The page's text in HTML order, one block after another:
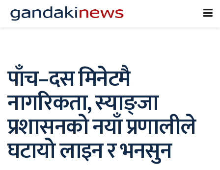
पाँच–दस मिनेटमै
नागरिकता, स्याङ्जा
प्रशासनको नयाँ प्रणालीले
घटायो लाइन र भनसुन